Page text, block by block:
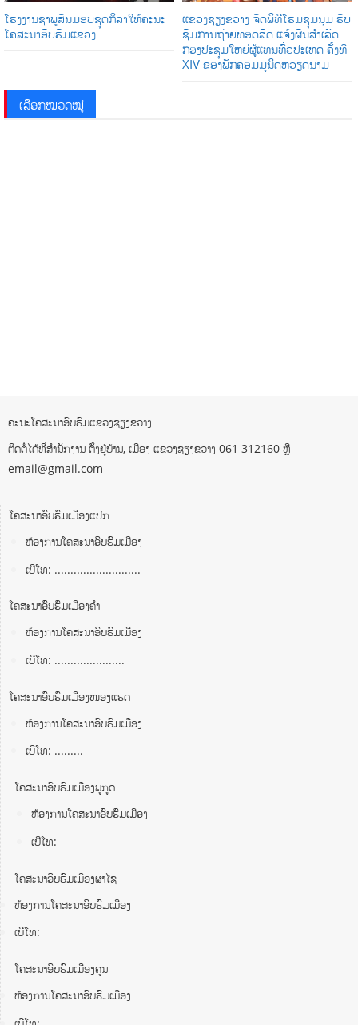
ໂຮງງານຊາພູສັນມອບຊຸດກິລາໃຫ້ຄະນະ
ໂຄສະນາອົບຮົມແຂວງ
ແຂວງຊຽງຂວາງ ຈັດພິທີໂຮມຊຸມນຸມ ຮັບ
ຊົມການຖ່າຍທອດສົດ ແຈ້ງຜົນສໍາເລັດ
ກອງປະຊຸມໃຫຍ່ຜູ້ແທນທົ່ວປະເທດ ຄັ້ງທີ
XIV ຂອງພັກຄອມມູນິດຫວຽດນາມ
ເລືອກໝວດໝູ່
ຄະນະໂຄສະນາອົບຮົມແຂວງຊຽງຂວາງ
ຕິດຕໍ່ໄດ້ທີ່ສຳນັກງານ ຕັ້ງຢູ່ບ້ານ, ເມືອງ ແຂວງຊຽງຂວາງ 061 312160 ຫຼື
email@gmail.com
ໂຄສະນາອົບຮົມເມືອງແປກ
ຫ້ອງການໂຄສະນາອົບຮົມເມືອງ
ເບີໂທ: ...........................
ໂຄສະນາອົບຮົມເມືອງຄໍາ
ຫ້ອງການໂຄສະນາອົບຮົມເມືອງ
ເບີໂທ: ......................
ໂຄສະນາອົບຮົມເມືອງໜອງແຮດ
ຫ້ອງການໂຄສະນາອົບຮົມເມືອງ
ເບີໂທ: .........
ໂຄສະນາອົບຮົມເມືອງພູກູດ
ຫ້ອງການໂຄສະນາອົບຮົມເມືອງ
ເບີໂທ:
ໂຄສະນາອົບຮົມເມືອງຜາໄຊ
ຫ້ອງການໂຄສະນາອົບຮົມເມືອງ
ເບີໂທ:
ໂຄສະນາອົບຮົມເມືອງຄູນ
ຫ້ອງການໂຄສະນາອົບຮົມເມືອງ